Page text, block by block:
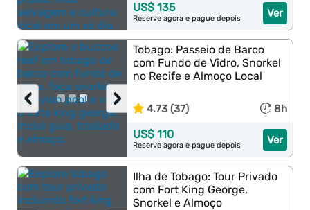
Ver
US$ 135
Reserve agora e pague depois
›
‹
Tobago: Passeio de Barco
com Fundo de Vidro, Snorkel
no Recife e Almoço Local
4.73 (37) 8h
Ver
US$ 110
Reserve agora e pague depois
Ilha de Tobago: Tour Privado
com Fort King George,
Snorkel e Almoço